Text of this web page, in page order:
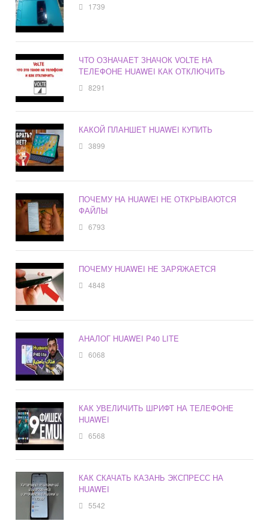
1739
ЧТО ОЗНАЧАЕТ ЗНАЧОК VOLTE НА
ТЕЛЕФОНЕ HUAWEI КАК ОТКЛЮЧИТЬ
8291
КАКОЙ ПЛАНШЕТ HUAWEI КУПИТЬ
3899
ПОЧЕМУ НА HUAWEI НЕ ОТКРЫВАЮТСЯ
ФАЙЛЫ
6793
ПОЧЕМУ HUAWEI НЕ ЗАРЯЖАЕТСЯ
4848
АНАЛОГ HUAWEI P40 LITE
6068
КАК УВЕЛИЧИТЬ ШРИФТ НА ТЕЛЕФОНЕ
HUAWEI
6568
КАК СКАЧАТЬ КАЗАНЬ ЭКСПРЕСС НА
HUAWEI
5542